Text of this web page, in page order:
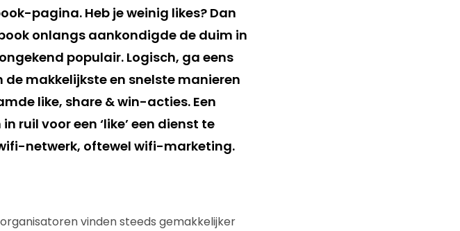
pagina. Heb je weinig likes? Dan
onlangs aankondigde de duim in
populair. Logisch, ga eens
de makkelijkste en snelste manieren
like, share & win-acties. Een
ruil voor een ‘like’ een dienst te
netwerk, oftewel wifi-marketing.
vinden steeds gemakkelijker